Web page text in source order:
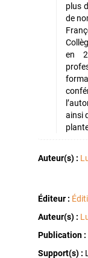
plus
de
en
ainsi
Auteur(s) :
Éditeur :
Auteur(s) :
Publication :
Support(s) :